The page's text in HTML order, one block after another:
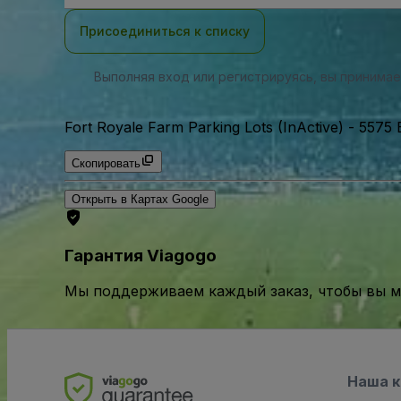
Присоединиться к списку
Выполняя вход или регистрируясь, вы
Fort Royale Farm Parking Lots (InActive) - 5575
Скопировать
Открыть в Картах Google
Гарантия Viagogo
Мы поддерживаем каждый заказ, чтобы вы
Наша